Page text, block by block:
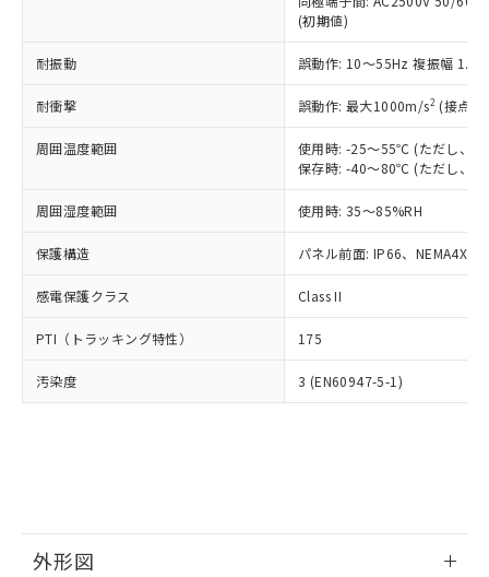
(初期値)
耐振動 誤動作: 10～55Hz 複振幅
耐衝撃 誤動作: 最大1000m/s2 (接点
周囲温度範囲
使用時: -25～55℃ (ただし、氷
保存時: -40～80℃ (ただし、氷
周囲湿度範囲 使用時: 35～85%RH
保護構造 パネル前面: IP66、NEMA4X,
感電保護クラス Class II
PTI（トラッキング特性） 175
汚染度 3 (EN60947-5-1)
外形図
正式な納期状況および標準価格はお客
様のお取引先、またはお客様担当のオ
ムロン制御機器販売店・当社販売員に
オムロン制御機器販売店や当社販売拠
販売ネットワーク
」をご確認
事前の承諾なく第三者に漏洩または開
示しないようお願いします。
マイパーツ機能（部品リスト作成サー
ビス）をご利用いただくには、I-Web
メンバーズにご登録されている必要が
あります。
お客様が当ウェブサイト上で当社にご
登録された部品リストについて、当社
および当社の共同利用者が、当社の製
(PBDE) 1000ppm以下、フタル酸ビス(2-エチルヘキシ
ル) (DEHP)(別名：DOP) 1000ppm以下、フタル酸ブチ
（DBP） 1000ppm以下、フタル酸ジイソブチル
但し、RoHS指令で産業用監視および制御機器に対する
フタル酸エステル類の４物質については閾値を超える意
図的な使用がないことを確認しています。
※2 対応予定月
部品在庫の切り替え状況などにより、予定
月が前後することがあります。
※3 非含有証明書ダウンロード
※本証明書は発行日時点で非含有を証明す
るもので、過去に遡って非含有を証明する
ニル類) : 1000ppm、 PBDEs(ポリ臭化ジフェニルエーテ
イソブチル) : 1000ppm、 BBP(フタル酸ブチルベンジ
DEHP(フタル酸ビス(2-エチルヘキシル)) : 1000ppm
「ｅ」：有害物質（10物質）のすべてが基
準値以下であることを示します。
「10」：通常の使用状況下において有害物
質が外部に漏えいし、環境に深刻な影響を
及ぼさない年数を意味します。
い合わせください。
当社は規制貨物を破棄する場合は、完
全に破砕するなど、違法に輸出されな
いよう必要な手段を講じます。
当社は貴社製品を、核兵器、ミサイ
ル、化学兵器、生物兵器またはその他
武器並びにこれらの製造装置等に一切
当社は、貴社製品を第三者に販売する
場合は、上記1、2および3の内容を当
該第三者に通知します。また当社は、
販売先および販売に係わる関係者が違
り引きをいたしません。
一定数以上の在庫あり
一定数には満たないが在庫あり
在庫なし(最新の在庫状況につ
いては、お客様のお取引先、ま
たはお客様担当のオムロン制御
機器販売店・当社販売員にご確
白
受注生産機種、また在庫状況の
情報を公開していない機種